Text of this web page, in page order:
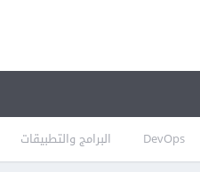
DevOps البرامج والتطبيقات